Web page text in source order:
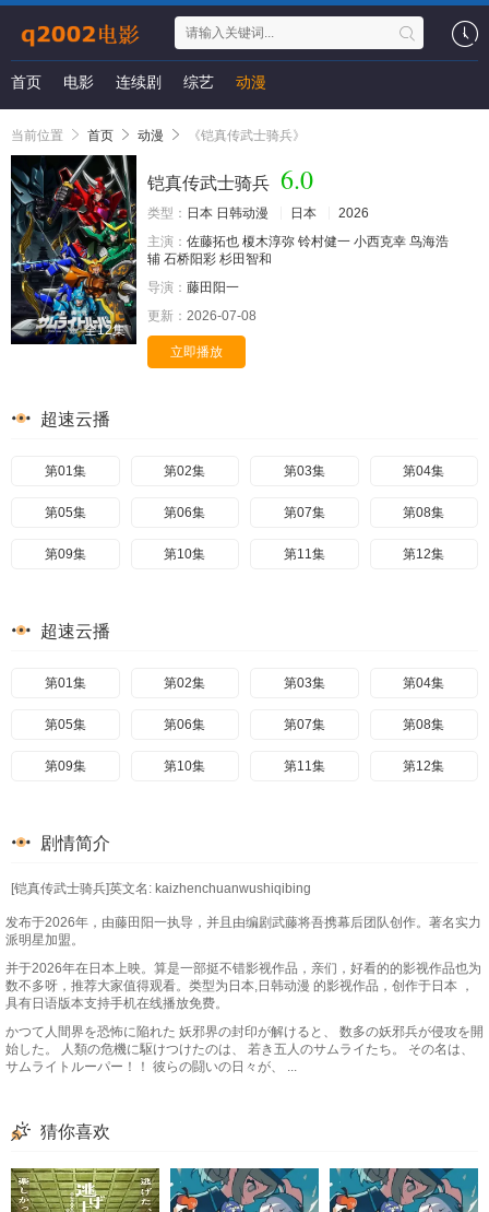
首页 电影 连续剧 综艺 动漫
当前位置 首页 动漫 《铠真传武士骑兵》
全12集
铠真传武士骑兵 6.0
类型： 日本 日韩动漫 日本
2026
主演： 佐藤拓也 榎木淳弥 铃村健一 小西克幸 鸟海浩
辅 石桥阳彩 杉田智和
导演： 藤田阳一
更新： 2026-07-08
立即播放
超速云播
第01集 第02集 第03集 第04集
第05集 第06集 第07集 第08集
第09集 第10集 第11集 第12集
超速云播
第01集 第02集 第03集 第04集
第05集 第06集 第07集 第08集
第09集 第10集 第11集 第12集
剧情简介
[铠真传武士骑兵]英文名: kaizhenchuanwushiqibing
发布于2026年，由藤田阳一执导，并且由编剧武藤将吾携幕后团队创作。著名实力
派明星加盟。
并于2026年在日本上映。算是一部挺不错影视作品，亲们，好看的的影视作品也为
数不多呀，推荐大家值得观看。类型为日本,日韩动漫 的影视作品，创作于日本 ，
具有日语版本支持手机在线播放免费。
かつて人間界を恐怖に陥れた 妖邪界の封印が解けると、 数多の妖邪兵が侵攻を開
始した。 人類の危機に駆けつけたのは、 若き五人のサムライたち。 その名は、
サムライトルーパー！！ 彼らの闘いの日々が、 ...
猜你喜欢